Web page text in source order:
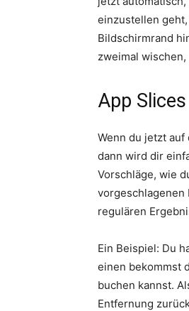
einzustellen
Bildschirmrand
zweimal
App Slices
Wenn du jetzt
dann wird dir
Vorschläge, wie
vorgeschlagenen
regulären
Ein Beispiel: Du
einen bekommst
buchen kannst.
Entfernung